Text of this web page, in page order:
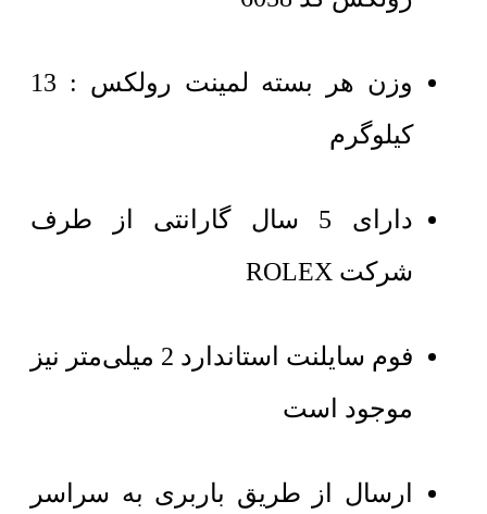
وزن هر بسته لمینت رولکس : 13
کیلوگرم
دارای 5 سال گارانتی از طرف
شرکت ROLEX
فوم سایلنت استاندارد 2 میلی‌متر نیز
موجود است
ارسال از طریق باربری به سراسر